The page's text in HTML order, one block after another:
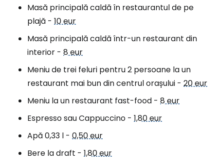
Masă principală caldă în restaurantul de pe
plajă - 10 eur
Masă principală caldă într-un restaurant din
interior - 8 eur
Meniu de trei feluri pentru 2 persoane la un
restaurant mai bun din centrul orașului - 20 eur
Meniu la un restaurant fast-food - 8 eur
Espresso sau Cappuccino - 1,80 eur
Apă 0,33 l - 0,50 eur
Bere la draft - 1,80 eur